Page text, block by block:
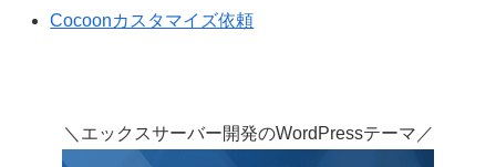
Cocoonカスタマイズ依頼
＼エックスサーバー開発のWordPressテーマ／